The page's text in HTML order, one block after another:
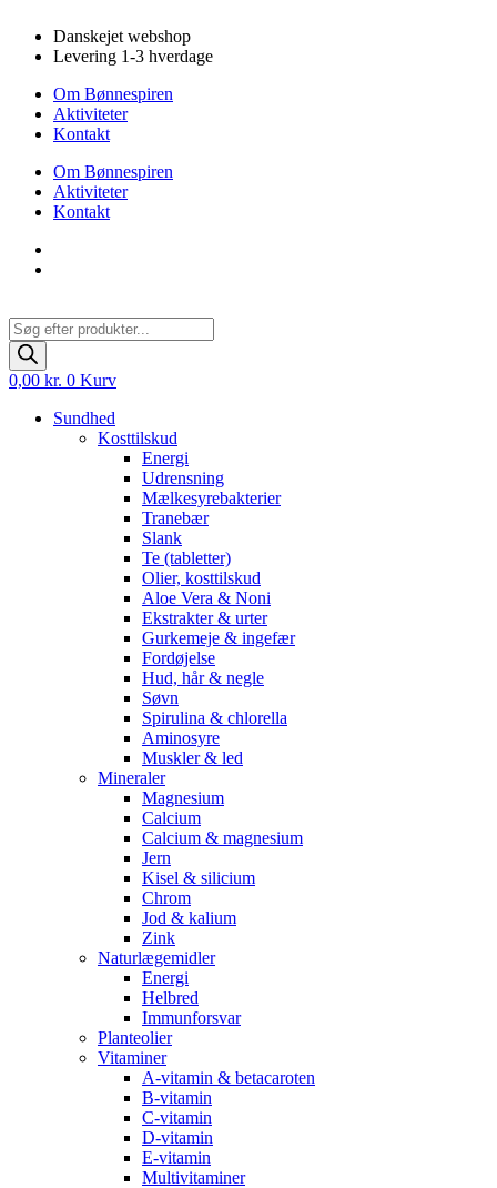
indhold
Danskejet webshop
Levering 1-3 hverdage
Om Bønnespiren
Aktiviteter
Kontakt
Om Bønnespiren
Aktiviteter
Kontakt
Products
search
0,00 kr. 0 Kurv
Sundhed
Kosttilskud
Energi
Udrensning
Mælkesyrebakterier
Tranebær
Slank
Te (tabletter)
Olier, kosttilskud
Aloe Vera & Noni
Ekstrakter & urter
Gurkemeje & ingefær
Fordøjelse
Hud, hår & negle
Søvn
Spirulina & chlorella
Aminosyre
Muskler & led
Mineraler
Magnesium
Calcium
Calcium & magnesium
Jern
Kisel & silicium
Chrom
Jod & kalium
Zink
Naturlægemidler
Energi
Helbred
Immunforsvar
Planteolier
Vitaminer
A-vitamin & betacaroten
B-vitamin
C-vitamin
D-vitamin
E-vitamin
Multivitaminer